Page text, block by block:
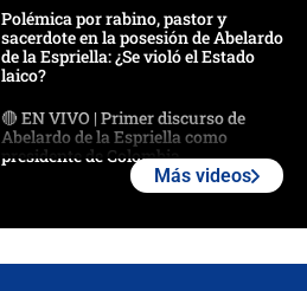
Polémica por rabino, pastor y
sacerdote en la posesión de Abelardo
de la Espriella: ¿Se violó el Estado
laico?
🔴 EN VIVO | Primer discurso de
Abelardo de la Espriella como
presidente de Colombia
Más videos